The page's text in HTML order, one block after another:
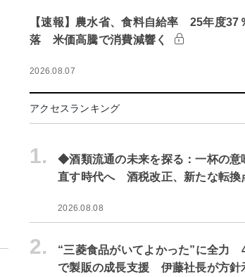
【速報】農水省、食料自給率 25年度37
落 米価高騰で消費減響く
2026.08.07
アクセスランキング
1.
◆酒類流通の未来を探る：一杯の意
直す時代へ 酒税改正、新たな転換
2026.08.08
2.
“三菱食品がいてよかった”に全力
で製販の成長支援 伊藤社長が方針